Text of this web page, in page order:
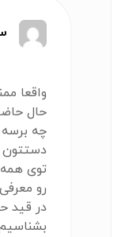
واقعا
حال
چه
دستتون
توی همه
رو
در قید